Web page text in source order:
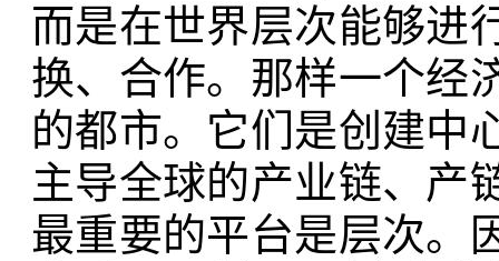
而是在世界层次能够进
换、合作。那样一个经
的都市。它们是创建中
主导全球的产业链、产
最重要的平台是层次。